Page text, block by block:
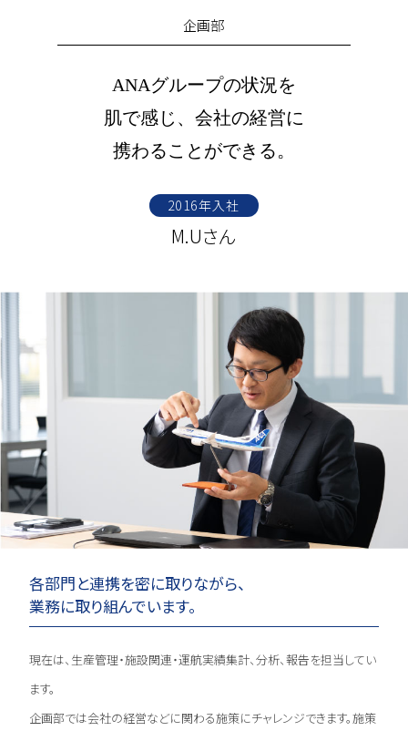
企画部
ANAグループの状況を
肌で感じ、会社の経営に
携わることができる。
2016年入社
M.Uさん
各部門と連携を密に取りながら、
業務に取り組んでいます。
現在は、生産管理・施設関連・運航実績集計、分析、報告を担当してい
ます。
企画部では会社の経営などに関わる施策にチャレンジできます。施策